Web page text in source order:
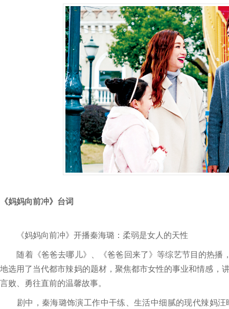
《妈妈向前冲》台词
《妈妈向前冲》开播秦海璐：柔弱是女人的天性
随着《爸爸去哪儿》、《爸爸回来了》等综艺节目的热播
地选用了当代都市辣妈的题材，聚焦都市女性的事业和情感，
言败、勇往直前的温馨故事。
剧中，秦海璐饰演工作中干练、生活中细腻的现代辣妈汪